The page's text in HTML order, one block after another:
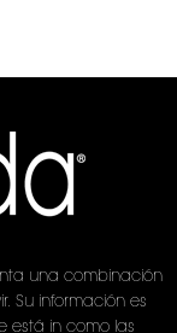
una combinación
Su información es
está in como las